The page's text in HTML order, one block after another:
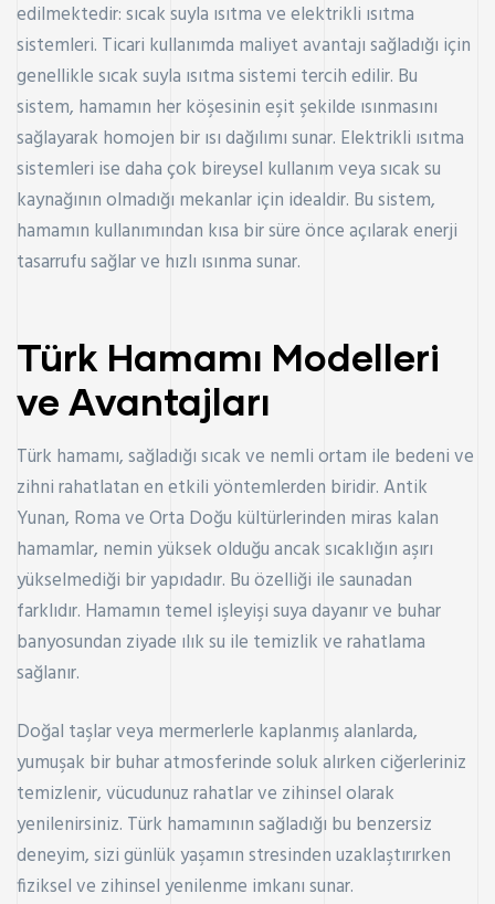
edilmektedir: sıcak suyla ısıtma ve elektrikli ısıtma
sistemleri. Ticari kullanımda maliyet avantajı sağladığı için
genellikle sıcak suyla ısıtma sistemi tercih edilir. Bu
sistem, hamamın her köşesinin eşit şekilde ısınmasını
sağlayarak homojen bir ısı dağılımı sunar. Elektrikli ısıtma
sistemleri ise daha çok bireysel kullanım veya sıcak su
kaynağının olmadığı mekanlar için idealdir. Bu sistem,
hamamın kullanımından kısa bir süre önce açılarak enerji
tasarrufu sağlar ve hızlı ısınma sunar.
Türk Hamamı Modelleri
ve Avantajları
Türk hamamı, sağladığı sıcak ve nemli ortam ile bedeni ve
zihni rahatlatan en etkili yöntemlerden biridir. Antik
Yunan, Roma ve Orta Doğu kültürlerinden miras kalan
hamamlar, nemin yüksek olduğu ancak sıcaklığın aşırı
yükselmediği bir yapıdadır. Bu özelliği ile saunadan
farklıdır. Hamamın temel işleyişi suya dayanır ve buhar
banyosundan ziyade ılık su ile temizlik ve rahatlama
sağlanır.
Doğal taşlar veya mermerlerle kaplanmış alanlarda,
yumuşak bir buhar atmosferinde soluk alırken ciğerleriniz
temizlenir, vücudunuz rahatlar ve zihinsel olarak
yenilenirsiniz. Türk hamamının sağladığı bu benzersiz
deneyim, sizi günlük yaşamın stresinden uzaklaştırırken
fiziksel ve zihinsel yenilenme imkanı sunar.